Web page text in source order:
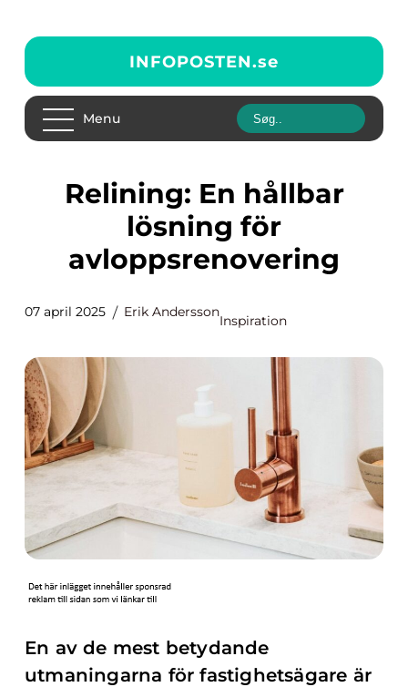
INFOPOSTEN.se
Menu
Relining: En hållbar
lösning för
avloppsrenovering
07 april 2025 Erik Andersson
Inspiration
En av de mest betydande
utmaningarna för fastighetsägare är